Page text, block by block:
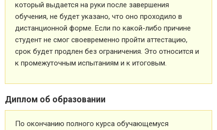
который выдается на руки после завершения
обучения, не будет указано, что оно проходило в
дистанционной форме. Если по какой-либо причине
студент не смог своевременно пройти аттестацию,
срок будет продлен без ограничения. Это относится и
к промежуточным испытаниям и к итоговым.
Диплом об образовании
По окончанию полного курса обучающемуся